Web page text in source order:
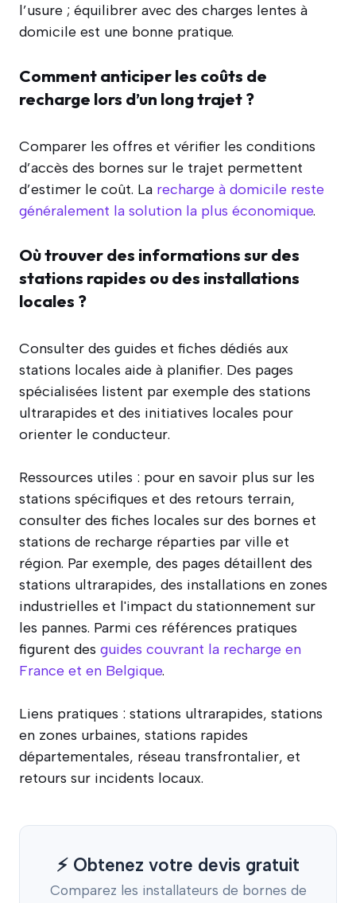
l’usure ; équilibrer avec des charges lentes à
domicile est une bonne pratique.
Comment anticiper les coûts de
recharge lors d’un long trajet ?
Comparer les offres et vérifier les conditions
d’accès des bornes sur le trajet permettent
d’estimer le coût. La recharge à domicile reste
généralement la solution la plus économique.
Où trouver des informations sur des
stations rapides ou des installations
locales ?
Consulter des guides et fiches dédiés aux
stations locales aide à planifier. Des pages
spécialisées listent par exemple des stations
ultrarapides et des initiatives locales pour
orienter le conducteur.
Ressources utiles : pour en savoir plus sur les
stations spécifiques et des retours terrain,
consulter des fiches locales sur des bornes et
stations de recharge réparties par ville et
région. Par exemple, des pages détaillent des
stations ultrarapides, des installations en zones
industrielles et l'impact du stationnement sur
les pannes. Parmi ces références pratiques
figurent des guides couvrant la recharge en
France et en Belgique.
Liens pratiques : stations ultrarapides, stations
en zones urbaines, stations rapides
départementales, réseau transfrontalier, et
retours sur incidents locaux.
⚡ Obtenez votre devis gratuit
Comparez les installateurs de bornes de